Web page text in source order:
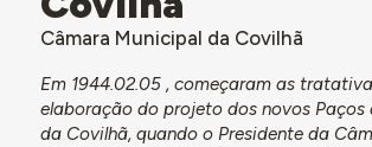
Câmara Municipal da Covilhã
Em 1944.02.05 , começaram as
elaboração do projeto dos novos Paços
da Covilhã, quando o Presidente da